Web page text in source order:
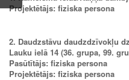
Projektētājs: fiziska persona
2. Daudzstāvu daudzdzīvokļu
Lauku ielā 14 (36. grupa, 99.
Pasūtītājs: fiziska persona
Projektētājs: fiziska persona